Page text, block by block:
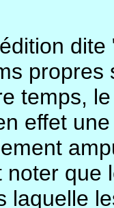
temps,
effet
noter que
laquelle